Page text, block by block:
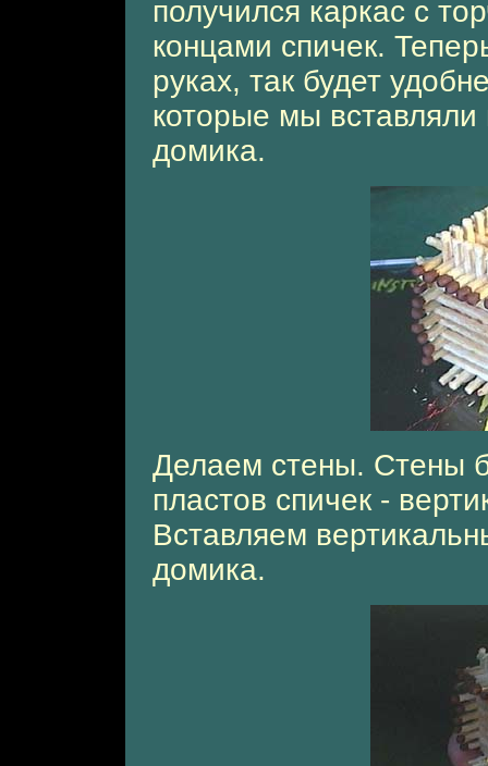
получился каркас с
концами спичек.
руках, так будет
которые мы
домика.
Делаем стены. Стены
пластов спичек -
Вставляем
домика.